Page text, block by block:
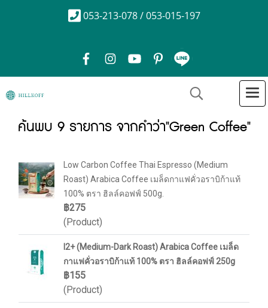
053-213-078 / 053-015-197
ค้นพบ 9 รายการ จากคำว่า"Green Coffee"
Low Carbon Coffee Thai Espresso (Medium
Roast) Arabica Coffee เมล็ดกาแฟคั่วอราบิก้าแท้
100% ตรา ฮิลล์คอฟฟ์ 500g.
฿275
(Product)
I2+ (Medium-Dark Roast) Arabica Coffee เมล็ด
กาแฟคั่วอราบิก้าแท้ 100% ตรา ฮิลล์คอฟฟ์ 250g
฿155
(Product)